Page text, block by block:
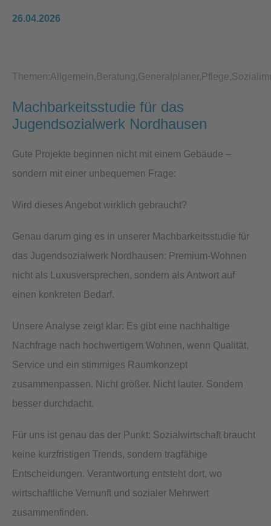
26.04.2026
Themen:Allgemein Beratung Generalplaner Pflege
Machbarkeitsstudie für das
Jugendsozialwerk Nordhausen
Gute Projekte beginnen nicht mit einem Gebäude –
sondern mit einer unbequemen Frage:
Wird dieses Angebot wirklich gebraucht?
Genau darum ging es in unserer Machbarkeitsstudie für
das Jugendsozialwerk Nordhausen: Premium-Wohnen
nicht als Luxusversprechen, sondern als Antwort auf
einen konkreten Bedarf.
Unsere Analyse zeigt klar: Es gibt eine nachhaltige
Nachfrage nach hochwertigem Wohnen, wenn Qualität,
Service und ein stimmiges Raumkonzept
zusammenpassen. Nicht größer. Nicht lauter. Sondern
besser durchdacht.
Für uns ist genau das der Punkt: Sozialwirtschaft braucht
keine kurzfristigen Trends, sondern tragfähige
Entscheidungen. Verantwortung entsteht dort, wo
wirtschaftliche Vernunft und sozialer Mehrwert
zusammenfinden.